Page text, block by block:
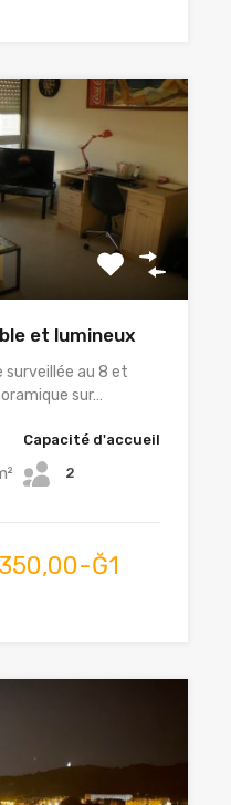
et lumineux
surveillée au 8 et
sur…
Capacité d'accueil
2
Ğ1